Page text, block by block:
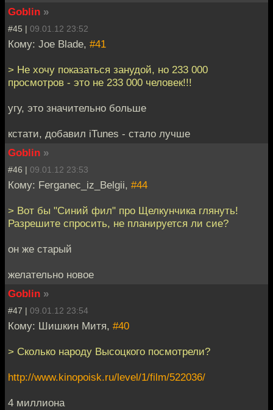
Goblin »
#45 | 09.01.12 23:52
Кому: Joe Blade, #41
> Не хочу показаться занудой, но 233 000
просмотров - это не 233 000 человек!!!
угу, это значительно больше
кстати, добавил iTunes - стало лучше
Goblin »
#46 | 09.01.12 23:53
Кому: Ferganec_iz_Belgii, #44
> Вот бы "Синий фил" про Щелкунчика глянуть!
Разрешите спросить, не планируется ли сие?
он же старый
желательно новое
Goblin »
#47 | 09.01.12 23:54
Кому: Шишкин Митя, #40
> Сколько народу Высоцкого посмотрели?
http://www.kinopoisk.ru/level/1/film/522036/
4 миллиона